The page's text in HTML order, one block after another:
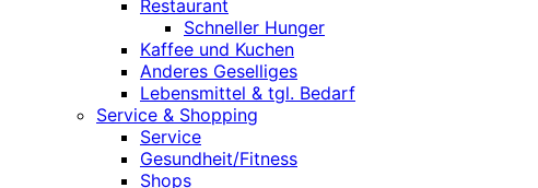
Restaurant
Schneller Hunger
Kaffee und Kuchen
Anderes Geselliges
Lebensmittel & tgl. Bedarf
Service & Shopping
Service
Gesundheit/Fitness
Shops